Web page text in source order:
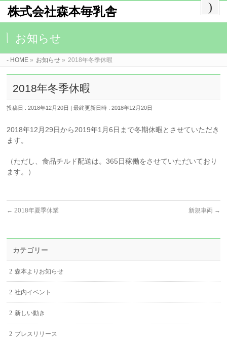
株式会社森本毎乳舎
お知らせ
HOME » お知らせ » 2018年冬季休暇
2018年冬季休暇
投稿日 : 2018年12月20日 最終更新日時 : 2018年12月20日
2018年12月29日から2019年1月6日まで冬期休暇とさせていただき
ます。
（ただし、食品チルド配送は。365日稼働をさせていただいており
ます。）
← 2018年夏季休業 新規車両 →
カテゴリー
森本よりお知らせ
社内イベント
新しい動き
プレスリリース